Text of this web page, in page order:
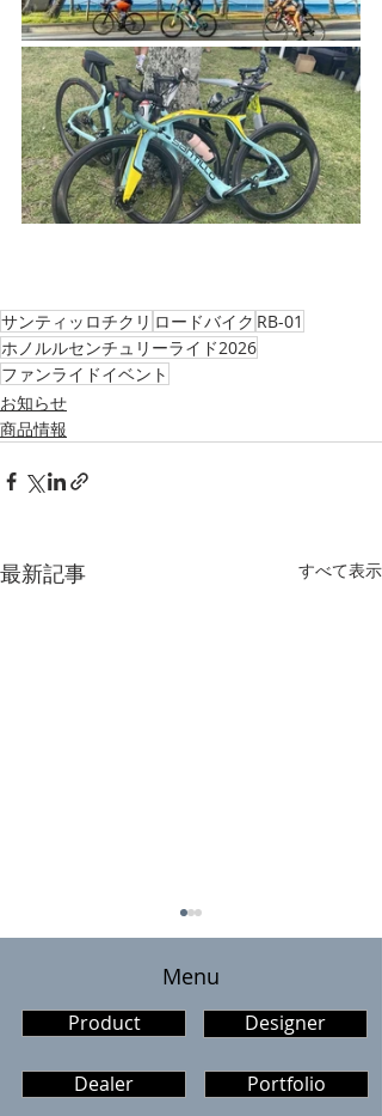
サンティッロチクリ ロードバイク RB-01
ホノルルセンチュリーライド2026
ファンライドイベント
お知らせ
商品情報
最新記事 すべて表示
一緒に写真を撮るのにぴ
​Menu
Product
Dealer
Designer
Portfolio